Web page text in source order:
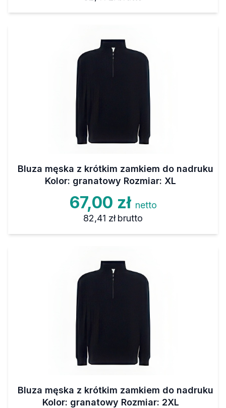
Bluza męska z krótkim zamkiem do nadruku
Kolor: granatowy Rozmiar: XL
67,00 zł netto
82,41 zł brutto
Bluza męska z krótkim zamkiem do nadruku
Kolor: granatowy Rozmiar: 2XL